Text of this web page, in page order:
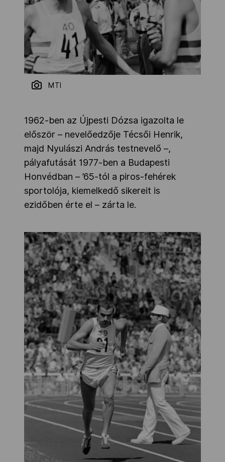
MTI
1962-ben az Újpesti Dózsa igazolta le
először – nevelőedzője Técsői Henrik,
majd Nyulászi András testnevelő –,
pályafutását 1977-ben a Budapesti
Honvédban – ’65-tól a piros-fehérek
sportolója, kiemelkedő sikereit is
ezidőben érte el – zárta le.